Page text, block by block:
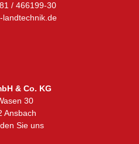
/ 466199-30
landtechnik.de
& Co. KG
30
Ansbach
Sie uns